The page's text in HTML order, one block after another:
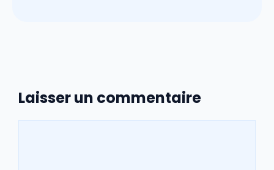
Laisser un commentaire